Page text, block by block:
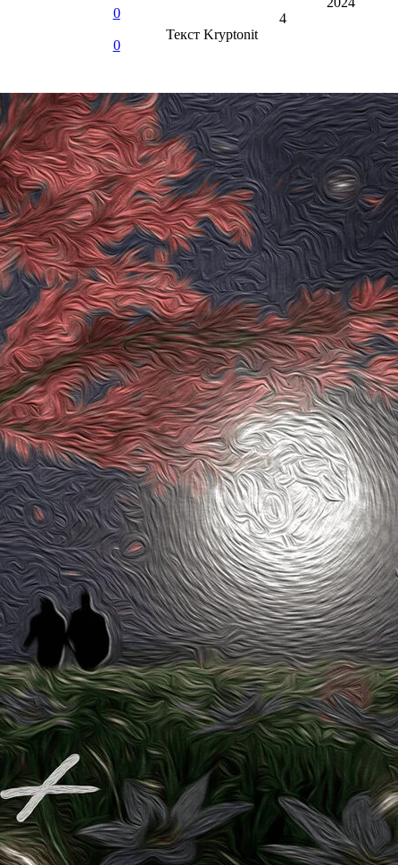
0
0
4
ТекстKryptonit